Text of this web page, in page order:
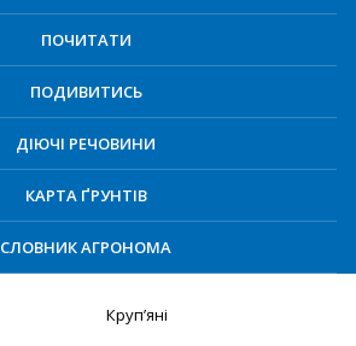
ПОЧИТАТИ
ПОДИВИТИСЬ
ДІЮЧІ РЕЧОВИНИ
КАРТА ҐРУНТІВ
СЛОВНИК АГРОНОМА
Круп’яні